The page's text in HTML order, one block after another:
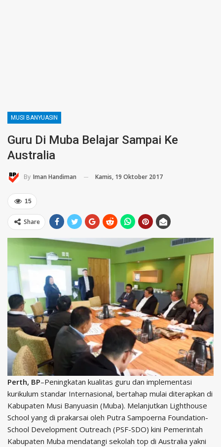
MUSI BANYUASIN
Guru Di Muba Belajar Sampai Ke
Australia
By Iman Handiman Kamis, 19 Oktober 2017
15
Share
Perth, BP–Peningkatan kualitas guru dan implementasi
kurikulum standar Internasional, bertahap mulai diterapkan di
Kabupaten Musi Banyuasin (Muba). Melanjutkan Lighthouse
School yang di prakarsai oleh Putra Sampoerna Foundation-
School Development Outreach (PSF-SDO) kini Pemerintah
Kabupaten Muba mendatangi sekolah top di Australia yakni